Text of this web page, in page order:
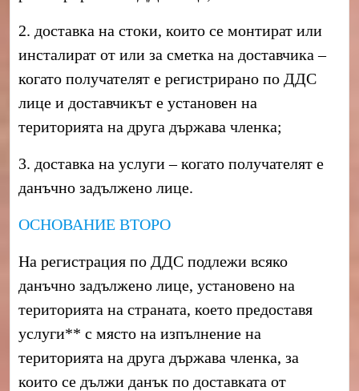
2. доставка на стоки, които се монтират или
инсталират от или за сметка на доставчика –
когато получателят е регистрирано по ДДС
лице и доставчикът е установен на
територията на друга държава членка;
3. доставка на услуги – когато получателят е
данъчно задължено лице.
ОСНОВАНИЕ ВТОРО
На регистрация по ДДС подлежи всяко
данъчно задължено лице, установено на
територията на страната, което предоставя
услуги** с място на изпълнение на
територията на друга държава членка, за
които се дължи данък по доставката от